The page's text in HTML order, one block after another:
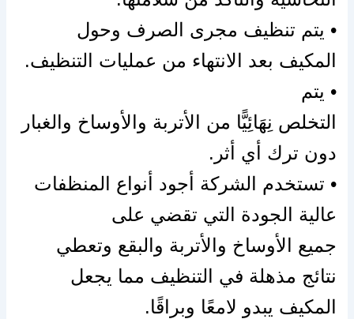
• يتم تنظيف مجرى الصرف وحول
المكيف بعد الانتهاء من عمليات التنظيف.
• يتم
التخلص نِهَائِيًّا من الأتربة والأوساخ والغبار
دون ترك أي أثر.
• تستخدم الشركة أجود أنواع المنظفات
عالية الجودة التي تقضي على
جميع
الأوساخ والأتربة والبقع وتعطي
نتائج مذهلة في التنظيف مما يجعل
المكيف يبدو لامعًا وبراقًا.